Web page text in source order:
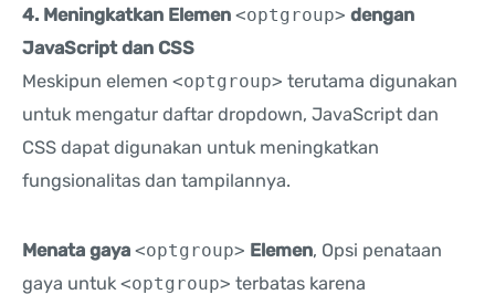
4. Meningkatkan Elemen <optgroup> dengan
JavaScript dan CSS
Meskipun elemen <optgroup> terutama digunakan
untuk mengatur daftar dropdown, JavaScript dan
CSS dapat digunakan untuk meningkatkan
fungsionalitas dan tampilannya.
Menata gaya <optgroup> Elemen, Opsi penataan
gaya untuk <optgroup> terbatas karena